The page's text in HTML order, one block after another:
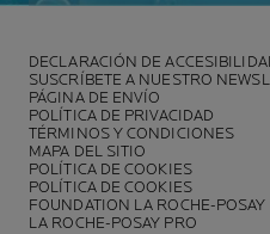
DECLARACIÓN DE
SUSCRÍBETE A NUESTRO
PÁGINA DE ENVÍO
POLÍTICA DE PRIVACIDAD
TÉRMINOS Y CONDICIONES
MAPA DEL SITIO
POLÍTICA DE COOKIES
POLÍTICA DE COOKIES
FOUNDATION LA ROCHE-POSAY
LA ROCHE-POSAY PRO